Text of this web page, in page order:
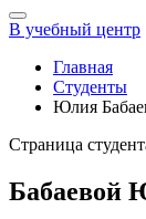
В учебный центр
Главная
Студенты
Юлия
Страница
Бабаевой